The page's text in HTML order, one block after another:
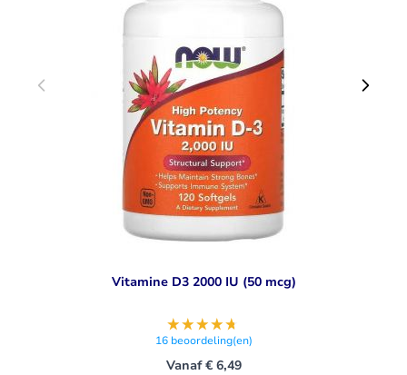
Vitamine D3 2000 IU (50 mcg)
16 beoordeling(en)
Vanaf€ 6,49